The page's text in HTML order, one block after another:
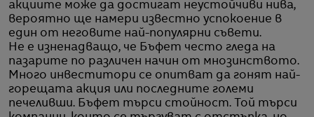
акциите може да достигат неустойчиви нива,
вероятно ще намери известно успокоение в
един от неговите най-популярни съвети.
Не е изненадващо, че Бъфет често гледа на
пазарите по различен начин от мнозинството.
Много инвеститори се опитват да гонят най-
горещата акция или последните големи
печеливши. Бъфет търси стойност. Той търси